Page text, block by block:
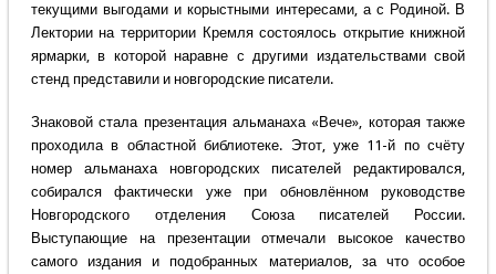
текущими выгодами и корыстными интересами, а с Родиной. В
Лектории на территории Кремля состоялось открытие книжной
ярмарки, в которой наравне с другими издательствами свой
стенд представили и новгородские писатели.
Знаковой стала презентация альманаха «Вече», которая также
проходила в областной библиотеке. Этот, уже 11-й по счёту
номер альманаха новгородских писателей редактировался,
собирался фактически уже при обновлённом руководстве
Новгородского отделения Союза писателей России.
Выступающие на презентации отмечали высокое качество
самого издания и подобранных материалов, за что особое